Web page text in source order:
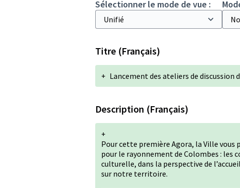
Sélectionner le mode de vue :
Titre (Français)
+ Lancement des ateliers de discussion
Description (Français)
+
Pour cette première Agora, la Ville vous
pour le rayonnement de Colombes : les
culturelle, dans la perspective de
sur notre territoire.